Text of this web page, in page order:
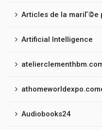
Articles de la mariГ©e
Artificial Intelligence
Audiobooks24